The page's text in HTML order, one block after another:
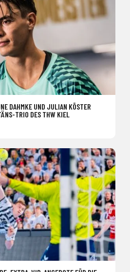
DAHMKE UND JULIAN KÖSTER
TRIO DES THW KIEL